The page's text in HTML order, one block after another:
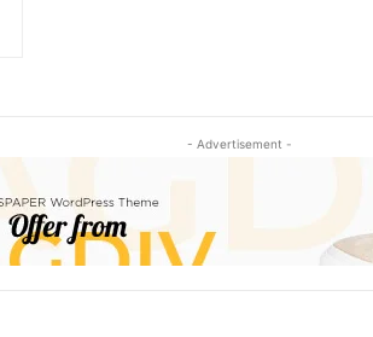
- Advertisement -